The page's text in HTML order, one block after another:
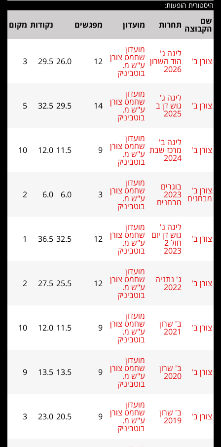
הופעות:
תחרות מועדון מפגשים נקודות מקום
הוד השרון
2026
מועדון
שחמט צורן
ע"ש מ.
בוטביניק
12
26.0
29.5
3
גוש דן ב
2025
מועדון
שחמט צורן
ע"ש מ.
בוטביניק
14
29.5
32.5
5
מרכז שבת
2024
מועדון
שחמט צורן
ע"ש מ.
בוטביניק
9
11.5
12.0
10
בוגרים
2023
מבחנים
מועדון
שחמט צורן
ע"ש מ.
בוטביניק
3
6.0
6.0
2
גוש דן יום
חול 2
מועדון
שחמט צורן
ע"ש מ.
בוטביניק
12
32.5
36.5
1
ג' נתניה
2022
שחמט צורן
ע"ש מ.
בוטביניק
12
25.5
27.5
2
ב' שרון
2021
שחמט צורן
ע"ש מ.
בוטביניק
9
11.5
12.0
10
ב' שרון
2020
שחמט צורן
ע"ש מ.
בוטביניק
9
13.5
13.5
9
ב' שרון
2019
שחמט צורן
ע"ש מ.
בוטביניק
9
20.5
23.0
3